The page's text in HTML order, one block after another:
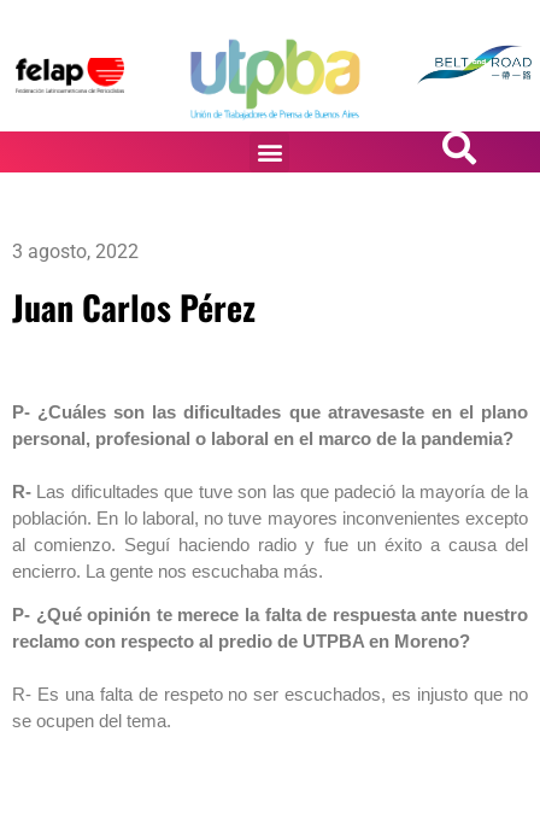
3 agosto, 2022
Juan Carlos Pérez
P- ¿Cuáles son las dificultades que atravesaste en el plano
personal, profesional o laboral en el marco de la pandemia?
R- Las dificultades que tuve son las que padeció la mayoría de la
población. En lo laboral, no tuve mayores inconvenientes excepto
al comienzo. Seguí haciendo radio y fue un éxito a causa del
encierro. La gente nos escuchaba más.
P- ¿Qué opinión te merece la falta de respuesta ante nuestro
reclamo con respecto al predio de UTPBA en Moreno?
R- Es una falta de respeto no ser escuchados, es injusto que no
se ocupen del tema.